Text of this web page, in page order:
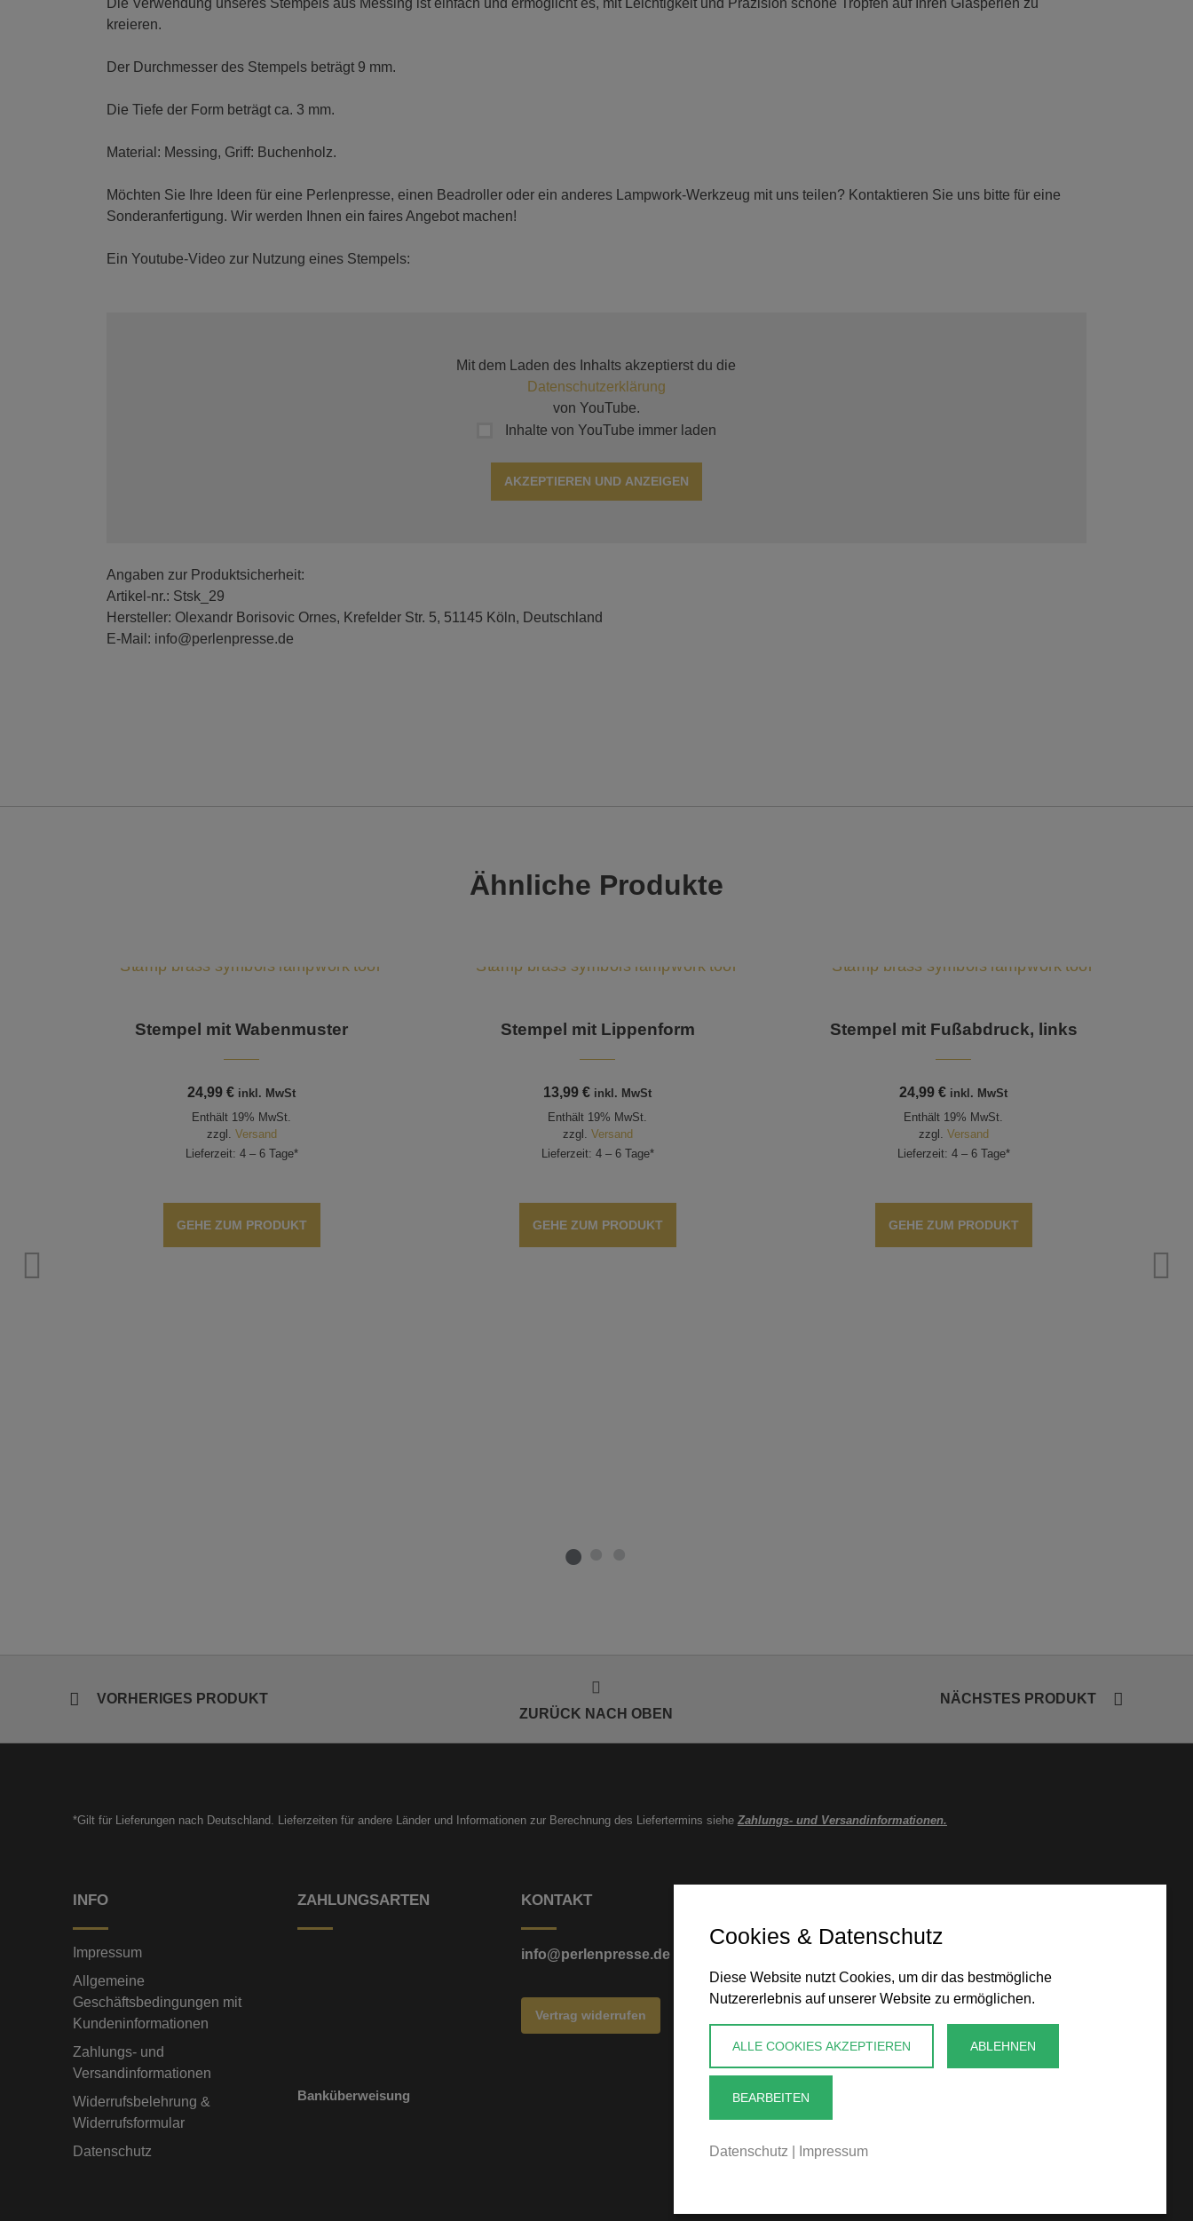
kreieren.
Der Durchmesser des Stempels beträgt 9 mm.
Die Tiefe der Form beträgt ca. 3 mm.
Material: Messing, Griff: Buchenholz.
Möchten Sie Ihre Ideen für eine Perlenpresse, einen Beadroller oder ein anderes Lampwork-Werkzeug mit uns teilen? Kontaktieren Sie uns bitte für eine
Sonderanfertigung. Wir werden Ihnen ein faires Angebot machen!
Ein Youtube-Video zur Nutzung eines Stempels:
Mit dem Laden des Inhalts akzeptierst du die
Datenschutzerklärung
von YouTube.
Inhalte von YouTube immer laden
AKZEPTIEREN UND ANZEIGEN
Angaben zur Produktsicherheit:
Artikel-nr.: Stsk_29
Hersteller: Olexandr Borisovic Ornes, Krefelder Str. 5, 51145 Köln, Deutschland
E-Mail: info@perlenpresse.de
Ähnliche Produkte
Stempel mit Wabenmuster
24,99€ inkl. MwSt
Enthält 19% MwSt.
zzgl. Versand
Lieferzeit: 4 – 6 Tage*
GEHE ZUM PRODUKT
Stempel mit Lippenform
13,99€ inkl. MwSt
Enthält 19% MwSt.
zzgl. Versand
Lieferzeit: 4 – 6 Tage*
GEHE ZUM PRODUKT
Stempel mit Fußabdruck, links
24,99€ inkl. MwSt
Enthält 19% MwSt.
zzgl. Versand
Lieferzeit: 4 – 6 Tage*
GEHE ZUM PRODUKT
VORHERIGES PRODUKT
NÄCHSTES PRODUKT
ZURÜCK NACH OBEN
*Gilt für Lieferungen nach Deutschland. Lieferzeiten für andere Länder und Informationen zur Berechnung des Liefertermins siehe Zahlungs- und Versandinformationen.
INFO
Impressum
Allgemeine
Geschäftsbedingungen mit
Kundeninformationen
Zahlungs- und
Versandinformationen
Widerrufsbelehrung &
Widerrufsformular
Datenschutz
ZAHLUNGSARTEN
Banküberweisung
KONTAKT
info@perlenpresse.de
Vertrag widerrufen
Cookies & Datenschutz
Diese Website nutzt Cookies, um dir das bestmögliche
Nutzererlebnis auf unserer Website zu ermöglichen.
ALLE COOKIES AKZEPTIEREN ABLEHNEN
BEARBEITEN
Datenschutz Impressum